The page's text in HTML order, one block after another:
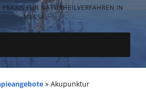
FÜR NATURHEILVERFAHREN IN
MESSEL
» Akupunktur